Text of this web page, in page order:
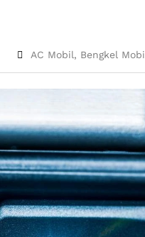
AC Mobil, Bengkel